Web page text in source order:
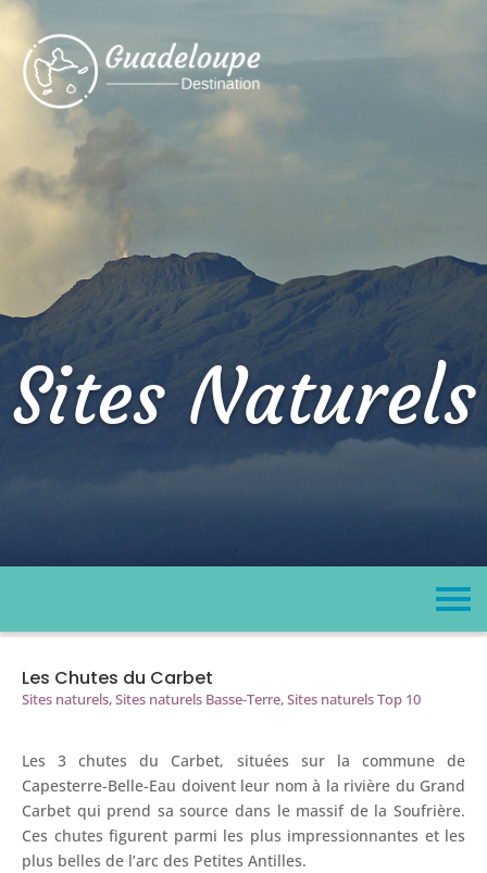
Sites Naturels
Les Chutes du Carbet
Sites naturels,Sites naturels Basse-Terre,Sites naturels Top 10
Les 3 chutes du Carbet, situées sur la commune de
Capesterre-Belle-Eau doivent leur nom à la rivière du Grand
Carbet qui prend sa source dans le massif de la Soufrière.
Ces chutes figurent parmi les plus impressionnantes et les
plus belles de l’arc des Petites Antilles.